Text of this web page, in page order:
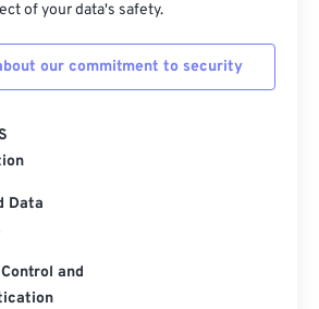
of your data's safety.
our commitment to security
Data
and